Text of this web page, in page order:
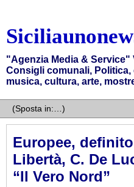
"Agenzia Media & Service"
Consigli comunali,
musica, cultura, arte,
Europee,
Libertà, C. De
“Il Vero Nord”